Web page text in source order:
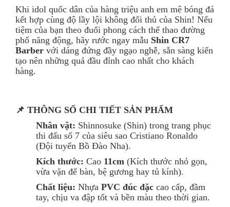
Khi idol quốc dân của hàng triệu anh em mê bóng đá
kết hợp cùng độ lầy lội không đối thủ của Shin! Nếu
tiệm của bạn theo đuổi phong cách thể thao đường
phố năng động, hãy rước ngay mẫu Shin CR7
Barber với dáng đứng đầy ngạo nghễ, sẵn sàng kiến
tạo nên những quả đầu đỉnh cao nhất cho khách
hàng.
📌 THÔNG SỐ CHI TIẾT SẢN PHẨM
Nhân vật: Shinnosuke (Shin) trong trang phục
thi đấu số 7 của siêu sao Cristiano Ronaldo
(Đội tuyển Bồ Đào Nha).
Kích thước: Cao 11cm (Kích thước nhỏ gọn,
vừa vặn để bàn, bệ gương hay tủ kính).
Chất liệu: Nhựa PVC đúc đặc cao cấp, đầm
tay, chịu va đập tốt và bền màu theo thời gian.